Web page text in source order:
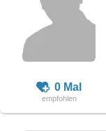
0 Mal